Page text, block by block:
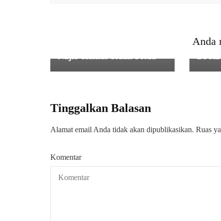
Anda
Tinggalkan Balasan
Alamat email Anda tidak akan dipublikasikan. Ruas
Komentar